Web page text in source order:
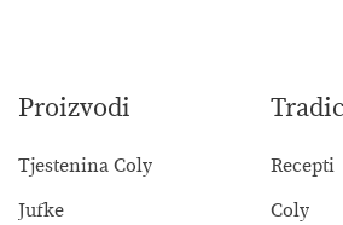
Proizvodi
Tjestenina Coly
Jufke
Recepti
Coly